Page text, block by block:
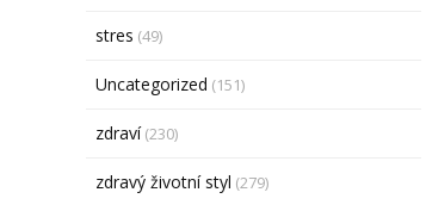
stres (49)
Uncategorized (151)
zdraví(230)
zdravý životní styl (279)